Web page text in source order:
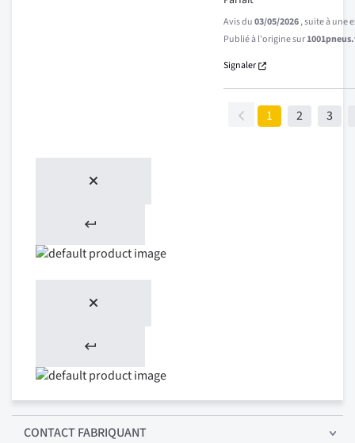
Avis du03/05/2026, suite à une
Publié à l'origine sur
Signaler
1 2 3
CONTACT FABRIQUANT